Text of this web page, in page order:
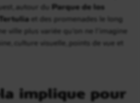
autour du Parque de los
et des promenades le long
ville plus variée qu’on ne l’imagine
culture visuelle, points de vue et
implique pour